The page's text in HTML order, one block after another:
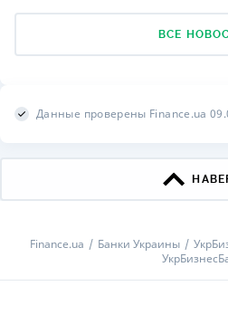
ВСЕ
Данные проверены Finance.ua
Finance.ua Банки Украины